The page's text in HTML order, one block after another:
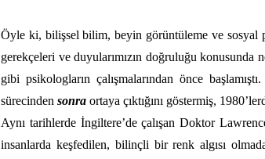
Öyle ki, bilişsel bilim, beyin görüntüleme ve sosyal
gerekçeleri ve duyularımızın doğruluğu
gibi psikologların çalışmalarından önce
sürecinden sonra ortaya çıktığını göstermiş,
Aynı tarihlerde İngiltere’de çalışan Doktor
insanlarda keşfedilen, bilinçli bir renk algısı